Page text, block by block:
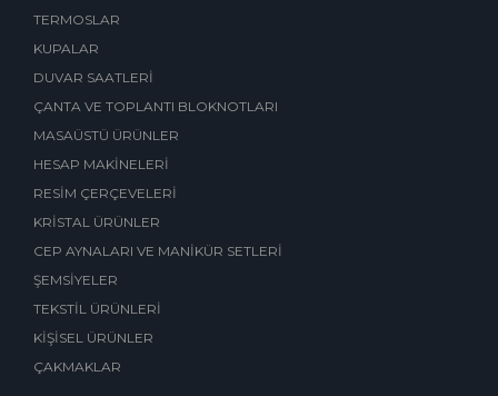
TERMOSLAR
KUPALAR
DUVAR SAATLERİ
ÇANTA VE TOPLANTI BLOKNOTLARI
MASAÜSTÜ ÜRÜNLER
HESAP MAKİNELERİ
RESİM ÇERÇEVELERİ
KRİSTAL ÜRÜNLER
CEP AYNALARI VE MANİKÜR SETLERİ
ŞEMSİYELER
TEKSTİL ÜRÜNLERİ
KİŞİSEL ÜRÜNLER
ÇAKMAKLAR